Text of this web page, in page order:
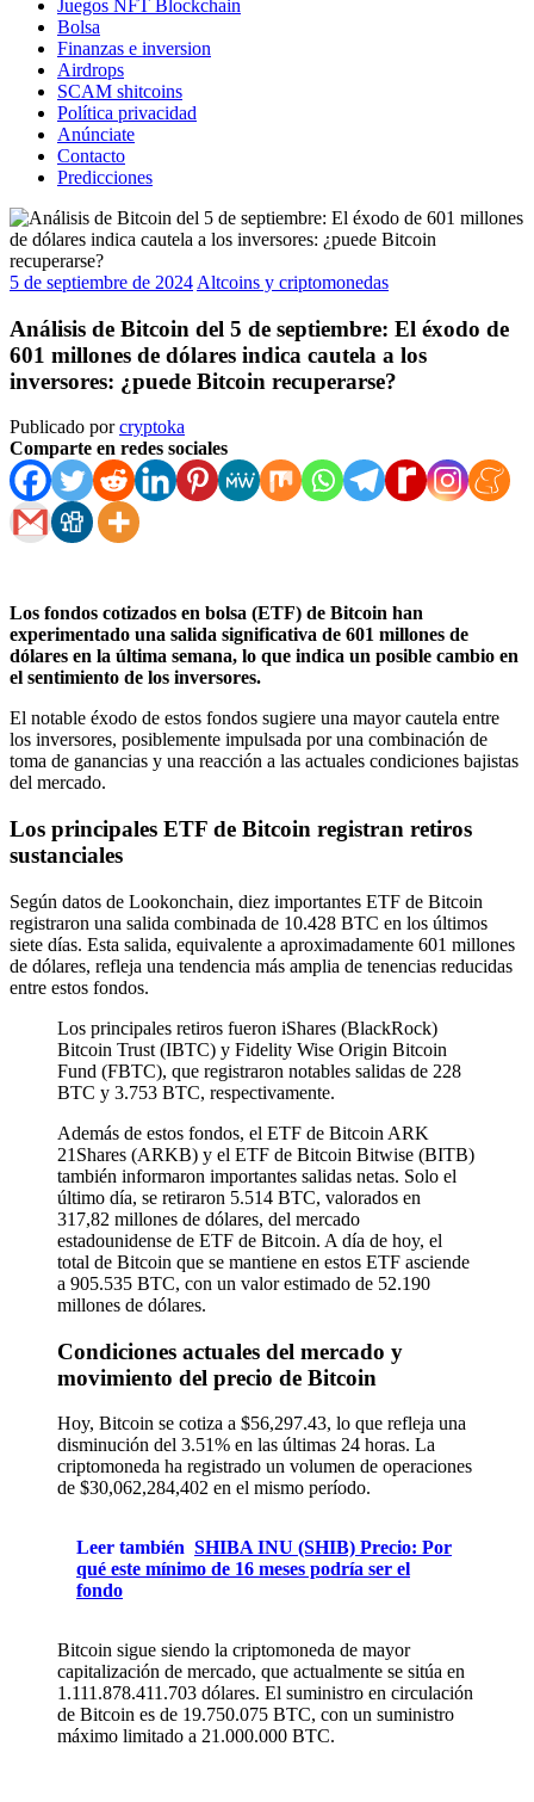
Juegos NFT Blockchain
Bolsa
Finanzas e inversion
Airdrops
SCAM shitcoins
Política privacidad
Anúnciate
Contacto
Predicciones
5 de septiembre de 2024 Altcoins y criptomonedas
Análisis de Bitcoin del 5 de septiembre: El éxodo de
601 millones de dólares indica cautela a los
inversores: ¿puede Bitcoin recuperarse?
Publicado porcryptoka
Comparte en redes sociales
Los fondos cotizados en bolsa (ETF) de Bitcoin han
experimentado una salida significativa de 601 millones de
dólares en la última semana, lo que indica un posible cambio en
el sentimiento de los inversores.
El notable éxodo de estos fondos sugiere una mayor cautela entre
los inversores, posiblemente impulsada por una combinación de
toma de ganancias y una reacción a las actuales condiciones bajistas
del mercado.
Los principales ETF de Bitcoin registran retiros
sustanciales
Según datos de Lookonchain, diez importantes ETF de Bitcoin
registraron una salida combinada de 10.428 BTC en los últimos
siete días. Esta salida, equivalente a aproximadamente 601 millones
de dólares, refleja una tendencia más amplia de tenencias reducidas
entre estos fondos.
Los principales retiros fueron iShares (BlackRock)
Bitcoin Trust (IBTC) y Fidelity Wise Origin Bitcoin
Fund (FBTC), que registraron notables salidas de 228
BTC y 3.753 BTC, respectivamente.
Además de estos fondos, el ETF de Bitcoin ARK
21Shares (ARKB) y el ETF de Bitcoin Bitwise (BITB)
también informaron importantes salidas netas. Solo el
último día, se retiraron 5.514 BTC, valorados en
317,82 millones de dólares, del mercado
estadounidense de ETF de Bitcoin. A día de hoy, el
total de Bitcoin que se mantiene en estos ETF asciende
a 905.535 BTC, con un valor estimado de 52.190
millones de dólares.
Condiciones actuales del mercado y
movimiento del precio de Bitcoin
Hoy, Bitcoin se cotiza a $56,297.43, lo que refleja una
disminución del 3.51% en las últimas 24 horas. La
criptomoneda ha registrado un volumen de operaciones
de $30,062,284,402 en el mismo período.
Leer también SHIBA INU (SHIB) Precio: Por
qué este mínimo de 16 meses podría ser el
fondo
Bitcoin sigue siendo la criptomoneda de mayor
capitalización de mercado, que actualmente se sitúa en
1.111.878.411.703 dólares. El suministro en circulación
de Bitcoin es de 19.750.075 BTC, con un suministro
máximo limitado a 21.000.000 BTC.